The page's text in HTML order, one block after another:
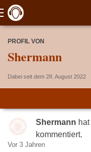
PROFIL VON
Shermann
Dabei seit dem 28. August 2022
Shermann hat
kommentiert.
Vor 3 Jahren